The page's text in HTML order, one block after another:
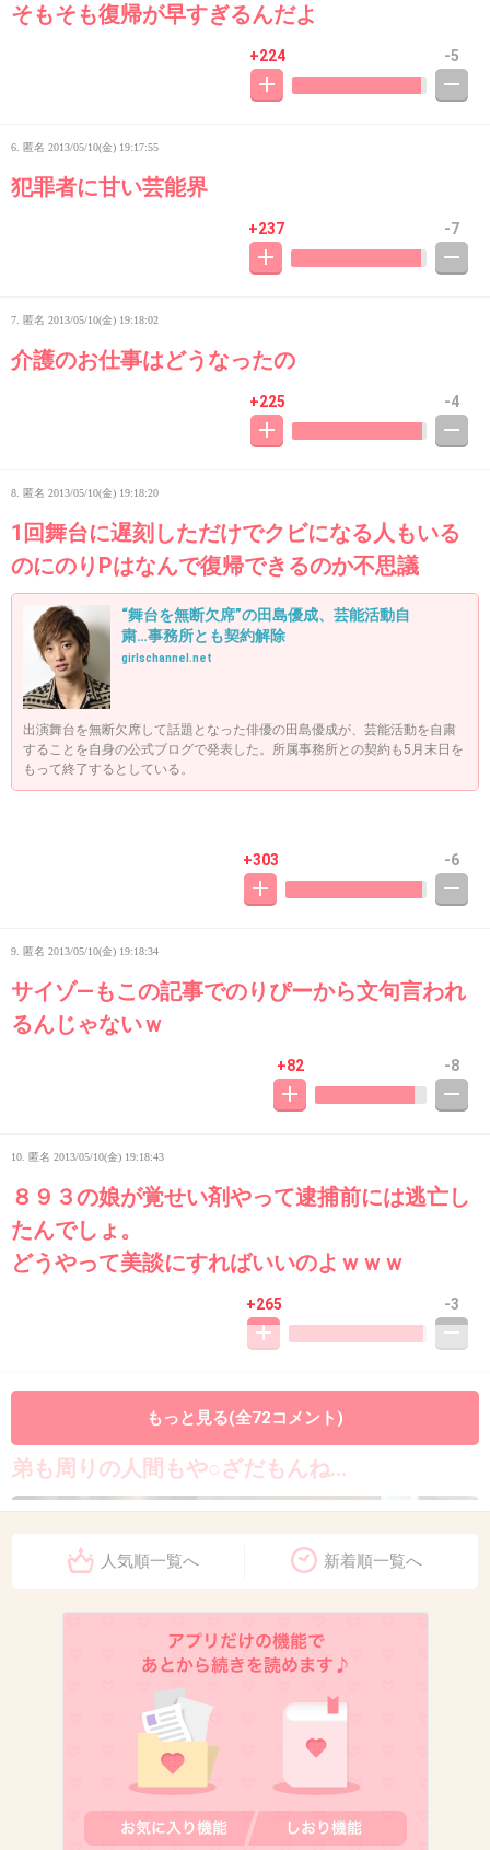
そもそも復帰が早すぎるんだよ
+224 -5
6. 匿名 2013/05/10(金) 19:17:55
犯罪者に甘い芸能界
+237 -7
7. 匿名 2013/05/10(金) 19:18:02
介護のお仕事はどうなったの
+225 -4
8. 匿名 2013/05/10(金) 19:18:20
1回舞台に遅刻しただけでクビになる人もいる
のにのりPはなんで復帰できるのか不思議
“舞台を無断欠席”の田島優成、芸能活動自
粛…事務所とも契約解除
girlschannel.net
出演舞台を無断欠席して話題となった俳優の田島優成が、芸能活動を自粛
することを自身の公式ブログで発表した。所属事務所との契約も5月末日を
もって終了するとしている。
+303 -6
9. 匿名 2013/05/10(金) 19:18:34
サイゾ―もこの記事でのりぴーから文句言われ
るんじゃないｗ
+82 -8
10. 匿名 2013/05/10(金) 19:18:43
８９３の娘が覚せい剤やって逮捕前には逃亡し
たんでしょ。
どうやって美談にすればいいのよｗｗｗ
+265 -3
11. 匿名
＞１０
弟も周りの人間もや○ざだもんね…
もっと見る(全72コメント)
人気順一覧へ 新着順一覧へ